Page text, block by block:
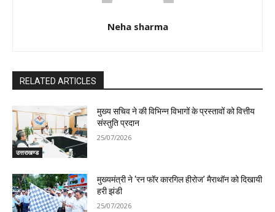
Neha sharma
RELATED ARTICLES
उत्तराखण्ड
मुख्य सचिव ने की विभिन्न विभागों के प्रस्तावों को वित्तीय
संस्तुति प्रदान
25/07/2026
मुख्यमंत्री ने ‘रन फॉर कारगिल हीरोज’ मैराथॉन को दिखायी
हरी झंडी
25/07/2026